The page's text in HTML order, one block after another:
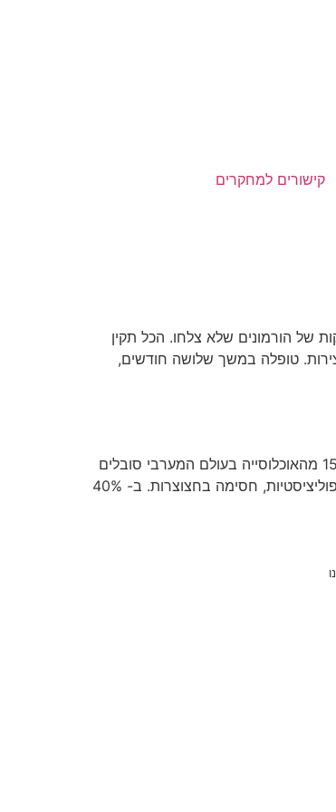
קישורים למחקרים
זריקות של הורמונים שלא צלחו. הכל תקין
טופלה במשך שלושה חודשים,
בעיות פריון מוגדרות כאי יכולת של בני זוג להיכנס להריון או לשאת הריון עד לידת תינוק חי, לאחר ניסיונות של למעלה משנה. 10%-15% מהאוכלוסייה בעולם המערבי סובלים
מ- בעיות פריון. ב- 40% מהמקרים של אי פוריות בעיית הפריון היא אצל האישה- ויכולה לנבוע מביוץ לא תקין, אנדומטריוזיס, שחלות פוליציסטיות, חסימה בחצוצרות. ב- 40%